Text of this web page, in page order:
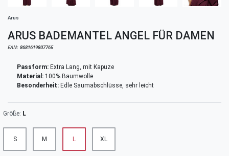
Arus
ARUS BADEMANTEL ANGEL FÜR DAMEN
EAN: 8681619807765
Passform: Extra Lang, mit Kapuze
Material: 100% Baumwolle
Besonderheit: Edle Saumabschlüsse, sehr leicht
Größe: L
S M L XL